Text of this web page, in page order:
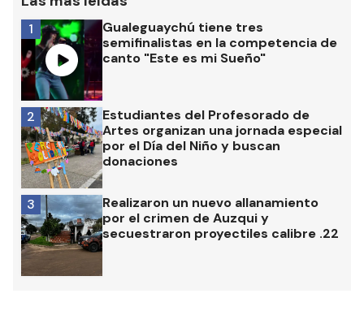
Gualeguaychú tiene tres
semifinalistas en la competencia de
canto "Este es mi Sueño"
1
Estudiantes del Profesorado de
Artes organizan una jornada especial
por el Día del Niño y buscan
donaciones
2
Realizaron un nuevo allanamiento
por el crimen de Auzqui y
secuestraron proyectiles calibre .22
3